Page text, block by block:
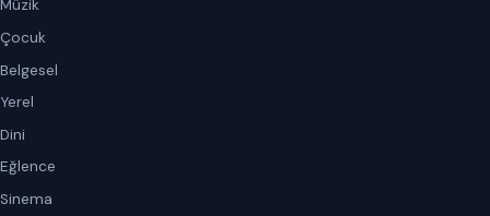
Müzik
Çocuk
Belgesel
Yerel
Dini
Eğlence
Sinema